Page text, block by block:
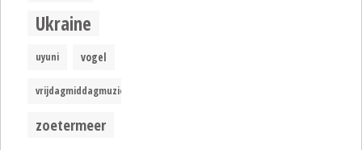
Ukraine
uyuni vogel
vrijdagmiddagmuziek
zoetermeer